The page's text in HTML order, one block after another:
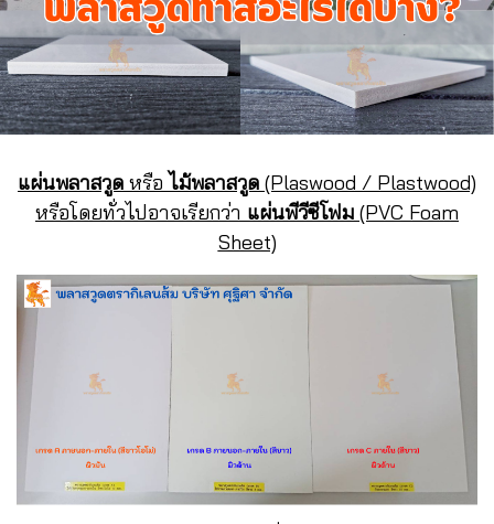
แผ่นพลาสวูด หรือไม้พลาสวูด (Plaswood / Plastwood)
หรือโดยทั่วไปอาจเรียกว่า แผ่นพีวีซีโฟม (PVC Foam
Sheet)